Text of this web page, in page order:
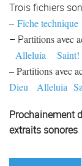
Trois fichiers
– Fiche technique
– Partitions avec
Alleluia
Saint!
– Partitions avec
Dieu
Alleluia
Prochainement
extraits sonores